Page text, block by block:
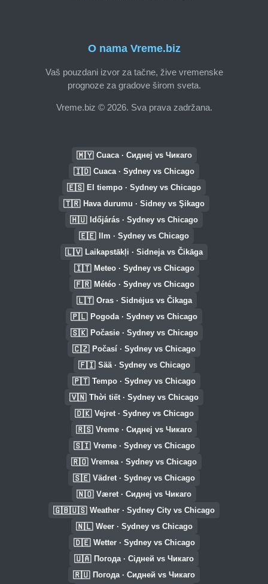
O nama Vreme.biz
Vaš pouzdani izvor za tačne, žive vremenske
prognoze za gradove širom sveta.
Vreme.biz © 2026. Sva prava zadržana.
🇲🇾 Cuaca · Сиднеј vs Чикаго
🇮🇩 Cuaca · Sydney vs Chicago
🇪🇸 El tiempo · Sydney vs Chicago
🇹🇷 Hava durumu · Sidney vs Şikago
🇭🇺 Időjárás · Sydney vs Chicago
🇪🇪 Ilm · Sydney vs Chicago
🇱🇻 Laikapstākļi · Sidneja vs Čikāga
🇮🇹 Meteo · Sydney vs Chicago
🇫🇷 Météo · Sydney vs Chicago
🇱🇹 Oras · Sidnėjus vs Čikaga
🇵🇱 Pogoda · Sydney vs Chicago
🇸🇰 Počasie · Sydney vs Chicago
🇨🇿 Počasí · Sydney vs Chicago
🇫🇮 Sää · Sydney vs Chicago
🇵🇹 Tempo · Sydney vs Chicago
🇻🇳 Thời tiết · Sydney vs Chicago
🇩🇰 Vejret · Sydney vs Chicago
🇷🇸 Vreme · Сиднеј vs Чикаго
🇸🇮 Vreme · Sydney vs Chicago
🇷🇴 Vremea · Sydney vs Chicago
🇸🇪 Vädret · Sydney vs Chicago
🇳🇴 Været · Сиднеј vs Чикаго
🇬🇧🇺🇸 Weather · Sydney City vs Chicago
🇳🇱 Weer · Sydney vs Chicago
🇩🇪 Wetter · Sydney vs Chicago
🇺🇦 Погода · Сідней vs Чикаго
🇷🇺 Погода · Сидней vs Чикаго